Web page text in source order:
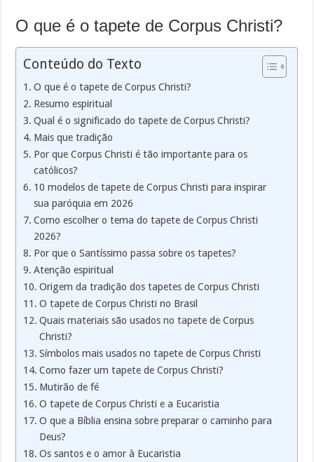
O que é o tapete de Corpus Christi?
Conteúdo do Texto
O que é o tapete de Corpus Christi?
Resumo espiritual
Qual é o significado do tapete de Corpus Christi?
Mais que tradição
Por que Corpus Christi é tão importante para os
católicos?
10 modelos de tapete de Corpus Christi para inspirar
sua paróquia em 2026
Como escolher o tema do tapete de Corpus Christi
2026?
Por que o Santíssimo passa sobre os tapetes?
Atenção espiritual
Origem da tradição dos tapetes de Corpus Christi
O tapete de Corpus Christi no Brasil
Quais materiais são usados no tapete de Corpus
Christi?
Símbolos mais usados no tapete de Corpus Christi
Como fazer um tapete de Corpus Christi?
Mutirão de fé
O tapete de Corpus Christi e a Eucaristia
O que a Bíblia ensina sobre preparar o caminho para
Deus?
Os santos e o amor à Eucaristia